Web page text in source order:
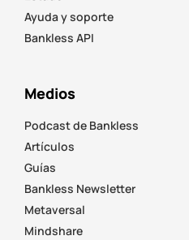
Ayuda y soporte
Bankless API
Medios
Podcast de Bankless
Artículos
Guías
Bankless Newsletter
Metaversal
Mindshare